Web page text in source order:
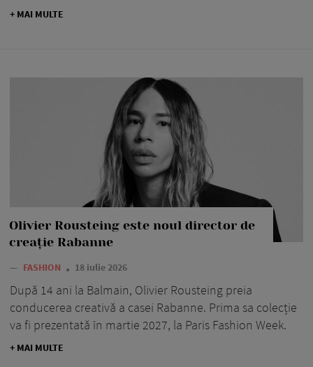
+ MAI MULTE
Olivier Rousteing este noul director de
creație Rabanne
— FASHION 18 iulie 2026
După 14 ani la Balmain, Olivier Rousteing preia
conducerea creativă a casei Rabanne. Prima sa colecție
va fi prezentată în martie 2027, la Paris Fashion Week.
+ MAI MULTE